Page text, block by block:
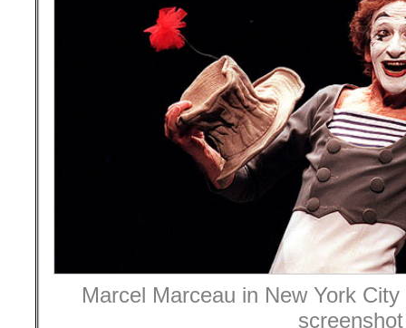
Marcel Marceau in New York
screenshot